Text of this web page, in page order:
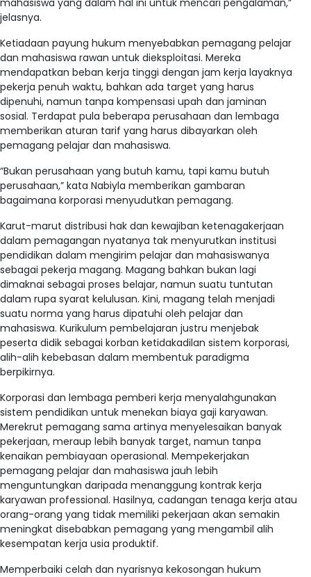
jelasnya.
Ketiadaan payung hukum menyebabkan pemagang pelajar
dan mahasiswa rawan untuk dieksploitasi. Mereka
mendapatkan beban kerja tinggi dengan jam kerja layaknya
pekerja penuh waktu, bahkan ada target yang harus
dipenuhi, namun tanpa kompensasi upah dan jaminan
sosial. Terdapat pula beberapa perusahaan dan lembaga
memberikan aturan tarif yang harus dibayarkan oleh
pemagang pelajar dan mahasiswa.
“Bukan perusahaan yang butuh kamu, tapi kamu butuh
perusahaan,” kata Nabiyla memberikan gambaran
bagaimana korporasi menyudutkan pemagang.
Karut-marut distribusi hak dan kewajiban ketenagakerjaan
dalam pemagangan nyatanya tak menyurutkan institusi
pendidikan dalam mengirim pelajar dan mahasiswanya
sebagai pekerja magang. Magang bahkan bukan lagi
dimaknai sebagai proses belajar, namun suatu tuntutan
dalam rupa syarat kelulusan. Kini, magang telah menjadi
suatu norma yang harus dipatuhi oleh pelajar dan
mahasiswa. Kurikulum pembelajaran justru menjebak
peserta didik sebagai korban ketidakadilan sistem korporasi,
alih-alih kebebasan dalam membentuk paradigma
berpikirnya.
Korporasi dan lembaga pemberi kerja menyalahgunakan
sistem pendidikan untuk menekan biaya gaji karyawan.
Merekrut pemagang sama artinya menyelesaikan banyak
pekerjaan, meraup lebih banyak target, namun tanpa
kenaikan pembiayaan operasional. Mempekerjakan
pemagang pelajar dan mahasiswa jauh lebih
menguntungkan daripada menanggung kontrak kerja
karyawan professional. Hasilnya, cadangan tenaga kerja atau
orang-orang yang tidak memiliki pekerjaan akan semakin
meningkat disebabkan pemagang yang mengambil alih
kesempatan kerja usia produktif.
Memperbaiki celah dan nyarisnya kekosongan hukum